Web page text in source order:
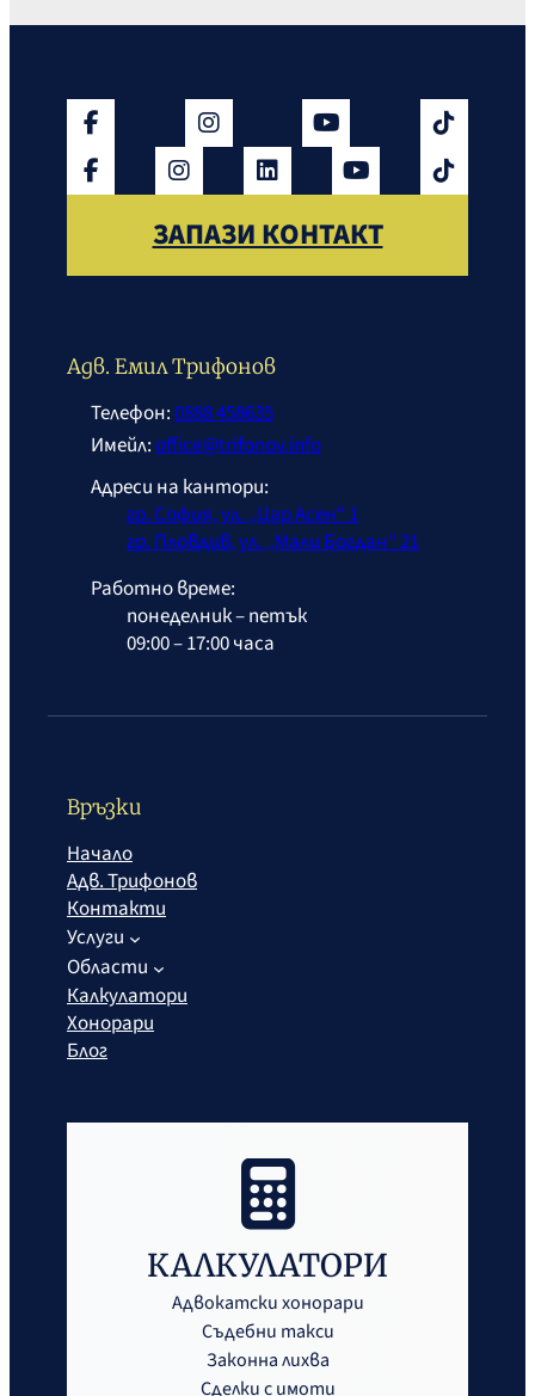
ЗАПАЗИ КОНТАКТ
Адв. Емил Трифонов
Телефон:0888 458635
Имейл:office@trifonov.info
Адреси на кантори:
гр. София, ул. „Цар Асен“ 1
гр. Пловдив, ул. „Мали Богдан“ 21
Работно време:
понеделник – петък
09:00 – 17:00 часа
Връзки
Начало
Адв. Трифонов
Контакти
Услуги
Области
Калкулатори
Хонорари
Блог
КАЛКУЛАТОРИ
Адвокатски хонорари
Съдебни такси
Законна лихва
Сделки с имоти